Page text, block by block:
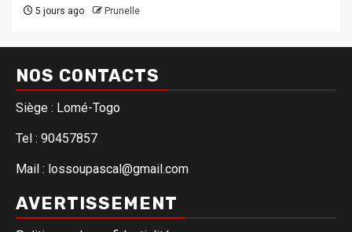
5 jours ago Prunelle
NOS CONTACTS
Siège : Lomé-Togo
Tel : 90457857
Mail : lossoupascal@gmail.com
AVERTISSEMENT